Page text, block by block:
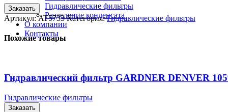
Гидравлические фильтры
Разделение конденсата
О компании
Контакты
Заказать
Артикул:AT5733Категория: Гидравлические фильтры
Похожие товары
Гидравлический фильтр GARDNER DENVER
Гидравлические фильтры
Заказать